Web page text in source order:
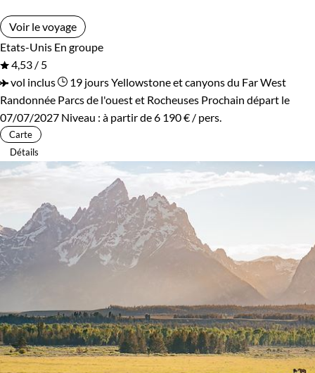
Voir le voyage
Etats-Unis En groupe
4,53 / 5
vol inclus
19 joursYellowstone et canyons du Far West
Randonnée Parcs de l'ouest et Rocheuses Prochain départ le
07/07/2027 Niveau : à partir de6 190 € / pers.
Carte
Détails